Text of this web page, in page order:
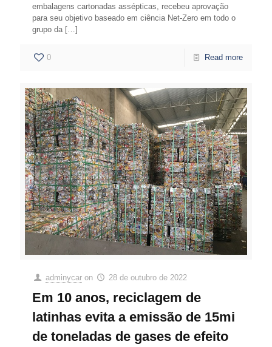
embalagens cartonadas assépticas, recebeu aprovação
para seu objetivo baseado em ciência Net-Zero em todo o
grupo da […]
0 Read more
adminycar on 28 de outubro de 2022
Em 10 anos, reciclagem de
latinhas evita a emissão de 15mi
de toneladas de gases de efeito